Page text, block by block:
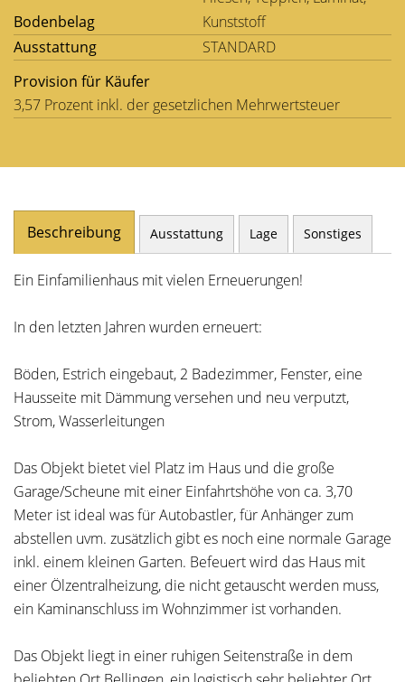
Bodenbelag
Kunststoff
Ausstattung
STANDARD
Provision für Käufer
3,57 Prozent inkl. der gesetzlichen Mehrwertsteuer
Beschreibung Ausstattung Lage Sonstiges
Ein Einfamilienhaus mit vielen Erneuerungen!
In den letzten Jahren wurden erneuert:
Böden, Estrich eingebaut, 2 Badezimmer, Fenster, eine
Hausseite mit Dämmung versehen und neu verputzt,
Strom, Wasserleitungen
Das Objekt bietet viel Platz im Haus und die große
Garage/Scheune mit einer Einfahrtshöhe von ca. 3,70
Meter ist ideal was für Autobastler, für Anhänger zum
abstellen uvm. zusätzlich gibt es noch eine normale Garage
inkl. einem kleinen Garten. Befeuert wird das Haus mit
einer Ölzentralheizung, die nicht getauscht werden muss,
ein Kaminanschluss im Wohnzimmer ist vorhanden.
Das Objekt liegt in einer ruhigen Seitenstraße in dem